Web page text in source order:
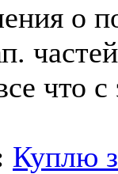
о
что с
Куплю